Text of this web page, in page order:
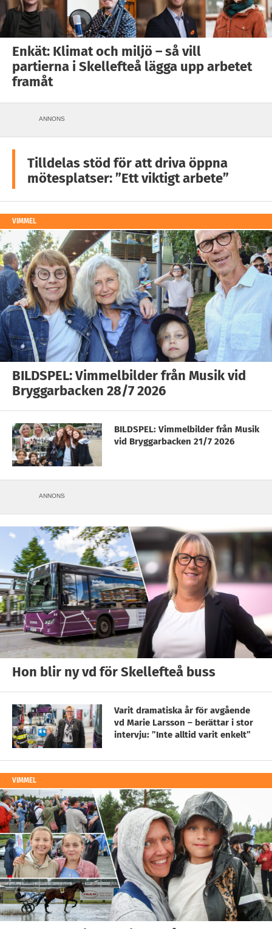
Enkät: Klimat och miljö – så vill
partierna i Skellefteå lägga upp arbetet
framåt
ANNONS
Tilldelas stöd för att driva öppna
mötesplatser: ”Ett viktigt arbete”
VIMMEL
BILDSPEL: Vimmelbilder från Musik vid
Bryggarbacken 28/7 2026
BILDSPEL: Vimmelbilder från Musik
vid Bryggarbacken 21/7 2026
ANNONS
Hon blir ny vd för Skellefteå buss
Varit dramatiska år för avgående
vd Marie Larsson – berättar i stor
intervju: ”Inte alltid varit enkelt”
VIMMEL